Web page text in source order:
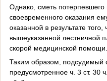
Однако, сметь потерпевшего
своевременного оказания
оказанной в результате
вышеуказанной лестничной
скорой медицинской помощи.
Таким образом, подсудимый
предусмотренное ч. 3 ст. 30